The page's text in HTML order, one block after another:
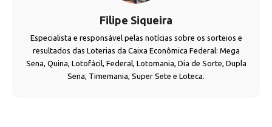
Filipe Siqueira
Especialista e responsável pelas notícias sobre os sorteios e
resultados das Loterias da Caixa Econômica Federal: Mega
Sena, Quina, Lotofácil, Federal, Lotomania, Dia de Sorte, Dupla
Sena, Timemania, Super Sete e Loteca.